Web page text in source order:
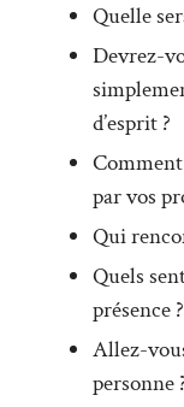
Quelle
Devrez-
d’esprit ?
par vos
Qui
Quels
présence ?
Allez-
personne